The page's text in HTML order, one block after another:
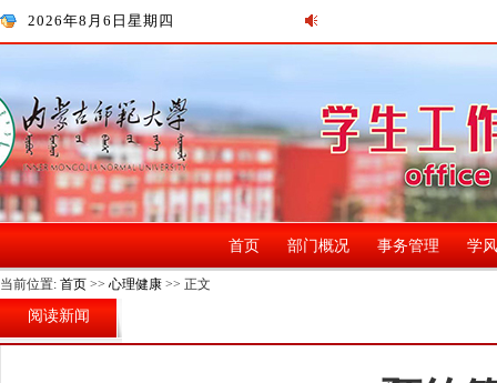
2026年8月6日星期四
首页 部门概况 事务管理 学
当前位置: 首页 >> 心理健康 >> 正文
阅读新闻